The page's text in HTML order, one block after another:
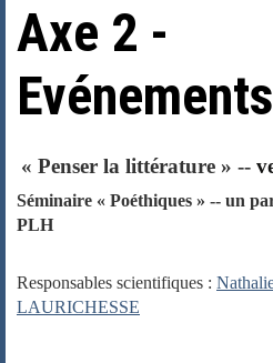
Axe 2 -
« Penser la littérature » --
Séminaire « Poéthiques » -- un
PLH
Responsables scientifiques :
LAURICHESSE